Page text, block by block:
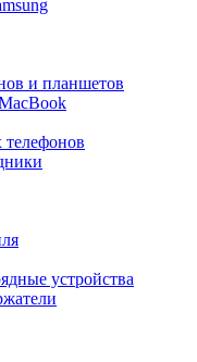
и планшетов
телефонов
устройства